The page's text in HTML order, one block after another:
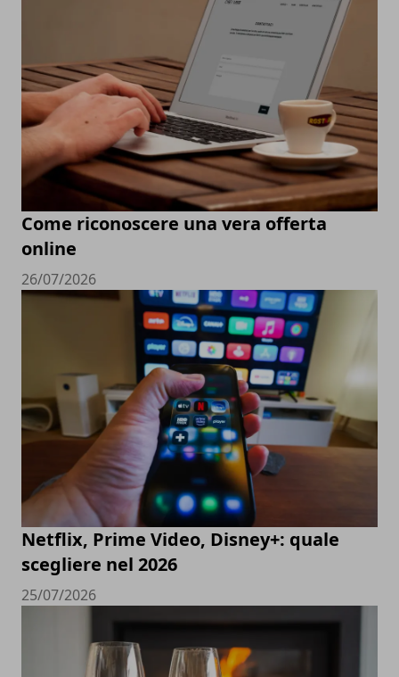
Come riconoscere una vera offerta
online
26/07/2026
Netflix, Prime Video, Disney+: quale
scegliere nel 2026
25/07/2026